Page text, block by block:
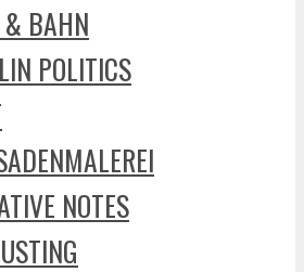
& BAHN
POLITICS
NOTES